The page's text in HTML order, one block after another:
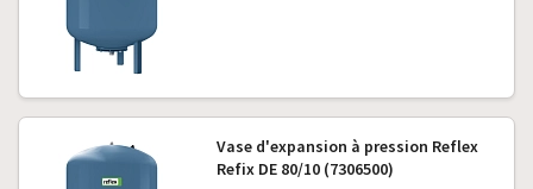
Vase d'expansion à pression Reflex
Refix DE 80/10 (7306500)